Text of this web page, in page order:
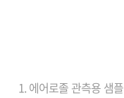
1. 에어로졸 관측용 샘